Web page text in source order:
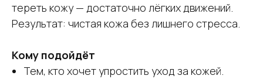
тереть кожу — достаточно лёгких движений.
Результат: чистая кожа без лишнего стресса.
Кому подойдёт
Тем, кто хочет упростить уход за кожей.